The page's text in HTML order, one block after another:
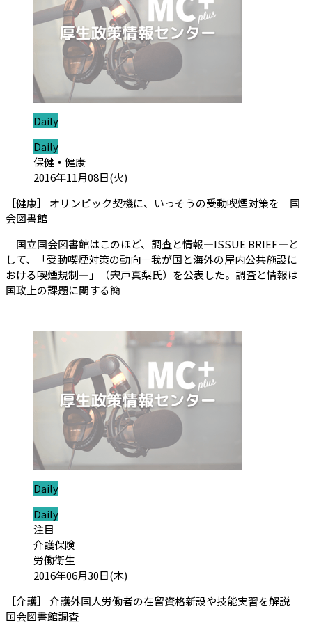
ジャンル:
Daily
ジャンル:
Daily
カテゴリ:保健・健康
投稿日:2016年11月08日(火)
［健康］ オリンピック契機に、いっそうの受動喫煙対策を 国
会図書館（会員限定記事）
国立国会図書館はこのほど、調査と情報―ISSUE BRIEF―と
して、「受動喫煙対策の動向―我が国と海外の屋内公共施設に
おける喫煙規制―」（宍戸真梨氏）を公表した。調査と情報は
国政上の課題に関する簡
ジャンル:
Daily
ジャンル:
Daily
カテゴリ:
注目
介護保険
労働衛生
投稿日:2016年06月30日(木)
［介護］ 介護外国人労働者の在留資格新設や技能実習を解説
国会図書館調査（会員限定記事）